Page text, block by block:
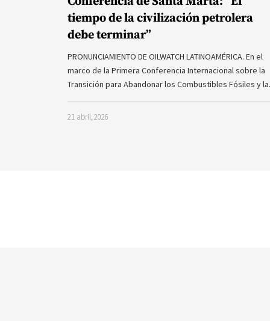
tiempo de la civilización petrolera
debe terminar”
PRONUNCIAMIENTO DE OILWATCH LATINOAMÉRICA. En el
marco de la Primera Conferencia Internacional sobre la
Transición para Abandonar los Combustibles Fósiles y
21 abril, 2026